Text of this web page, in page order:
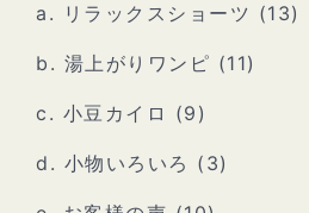
a. リラックスショーツ (13)
b. 湯上がりワンピ (11)
c. 小豆カイロ (9)
d. 小物いろいろ (3)